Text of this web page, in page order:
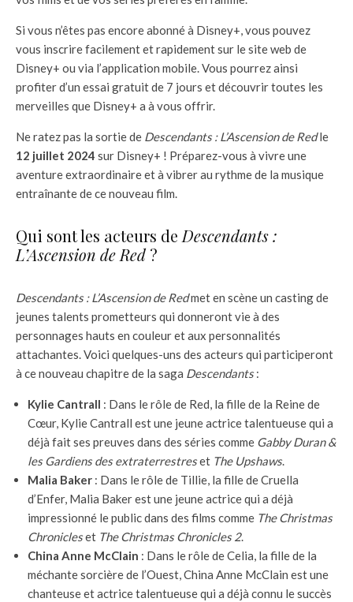
Si vous n’êtes pas encore abonné à Disney+, vous pouvez
vous inscrire facilement et rapidement sur le site web de
Disney+ ou via l’application mobile. Vous pourrez ainsi
profiter d’un essai gratuit de 7 jours et découvrir toutes les
merveilles que Disney+ a à vous offrir.
Ne ratez pas la sortie de Descendants : L’Ascension de Redle
12 juillet 2024 sur Disney+ ! Préparez-vous à vivre une
aventure extraordinaire et à vibrer au rythme de la musique
entraînante de ce nouveau film.
Qui sont les acteurs de Descendants :
L’Ascension de Red?
Descendants : L’Ascension de Redmet en scène un casting de
jeunes talents prometteurs qui donneront vie à des
personnages hauts en couleur et aux personnalités
attachantes. Voici quelques-uns des acteurs qui participeront
à ce nouveau chapitre de la saga Descendants:
Kylie Cantrall : Dans le rôle de Red, la fille de la Reine de
Cœur, Kylie Cantrall est une jeune actrice talentueuse qui a
déjà fait ses preuves dans des séries comme Gabby Duran &
les Gardiens des extraterrestreset The Upshaws.
Malia Baker : Dans le rôle de Tillie, la fille de Cruella
d’Enfer, Malia Baker est une jeune actrice qui a déjà
impressionné le public dans des films comme The Christmas
Chronicleset The Christmas Chronicles 2.
China Anne McClain : Dans le rôle de Celia, la fille de la
méchante sorcière de l’Ouest, China Anne McClain est une
chanteuse et actrice talentueuse qui a déjà connu le succès